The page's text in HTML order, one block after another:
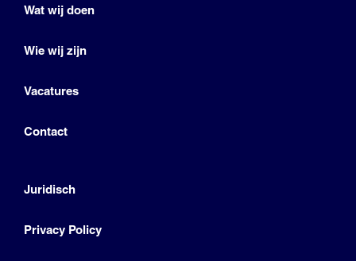
Wat wij doen
Wie wij zijn
Vacatures
Contact
Juridisch
Privacy Policy